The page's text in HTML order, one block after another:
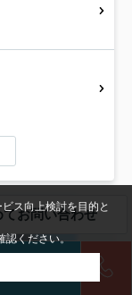
お問い合わせ
ス向上検討を目的と
認ください。